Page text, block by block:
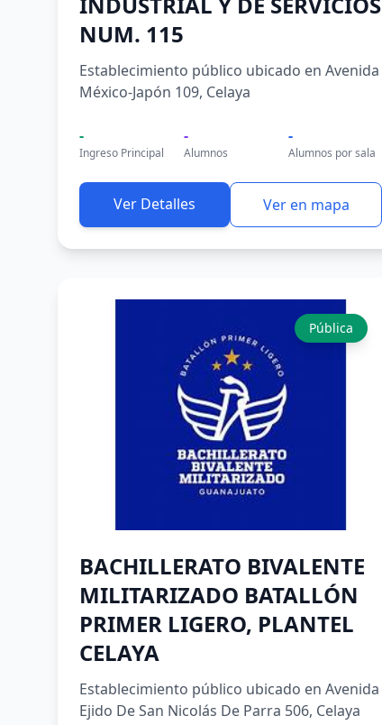
NUM. 115
Establecimiento público ubicado en Avenida
México-Japón 109, Celaya
-
Ingreso Principal
-
Alumnos
-
Alumnos por sala
Ver Detalles Ver en mapa
Pública
BACHILLERATO BIVALENTE
MILITARIZADO BATALLÓN
PRIMER LIGERO, PLANTEL
CELAYA
Establecimiento público ubicado en Avenida
Ejido De San Nicolás De Parra 506, Celaya